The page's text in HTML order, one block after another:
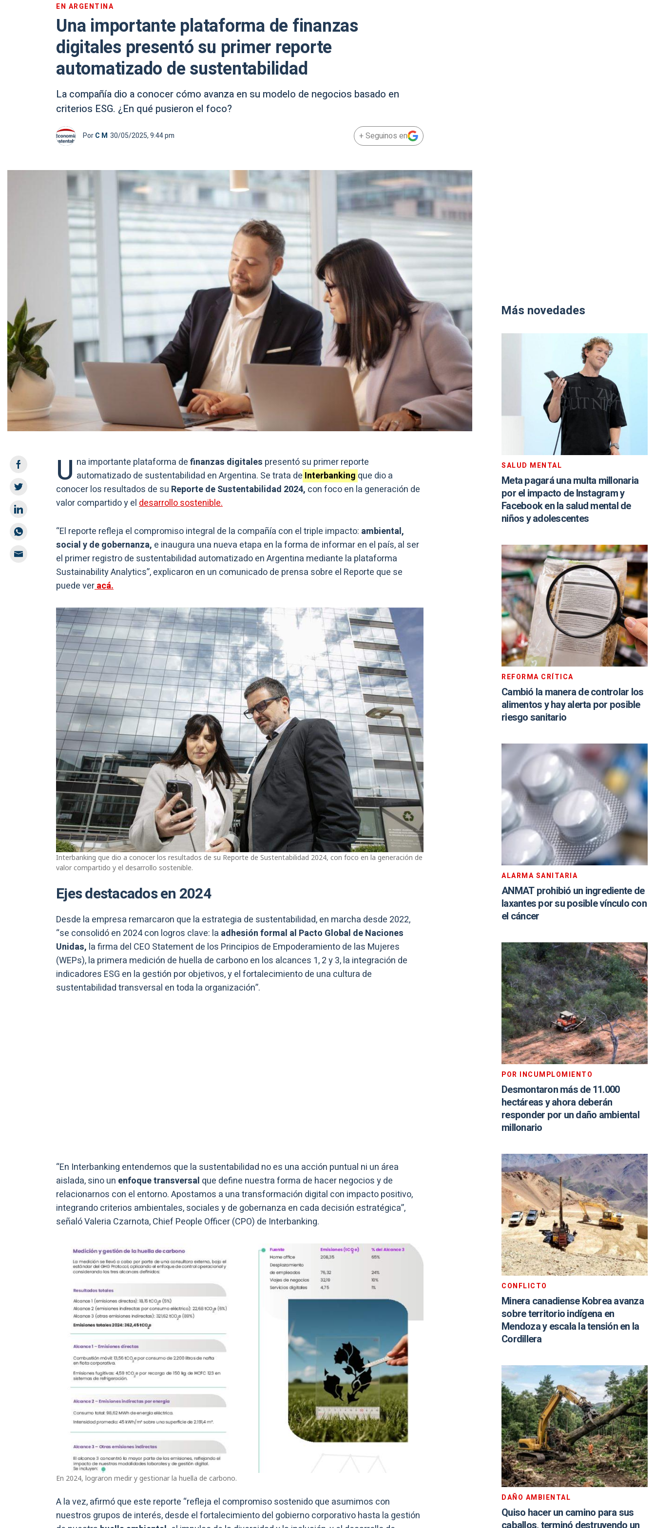
EN ARGENTINA
Una importante plataforma de finanzas
digitales presentó su primer reporte
automatizado de sustentabilidad
La compañía dio a conocer cómo avanza en su modelo de negocios basado en
criterios ESG. ¿En qué pusieron el foco?
PorC M 30/05/2025, 9:44 pm + Seguinos en
U na importante plataforma definanzas digitales presentó su primer reporte
automatizado de sustentabilidad en Argentina. Se trata de Interbanking que dio a
conocer los resultados de su Reporte de Sustentabilidad 2024, con foco en la generación de
valor compartido y eldesarrollo sostenible.
“El reporte refleja el compromiso integral de la compañía con el triple impacto: ambiental,
social y de gobernanza, e inaugura una nueva etapa en la forma de informar en el país, al ser
el primer registro de sustentabilidad automatizado en Argentina mediante la plataforma
Sustainability Analytics”, explicaron en un comunicado de prensa sobre el Reporte que se
puede veracá.
Interbanking que dio a conocer los resultados de su Reporte de Sustentabilidad 2024, con foco en la generación de
valor compartido y el desarrollo sostenible.
Ejes destacados en 2024
Desde la empresa remarcaron que la estrategia de sustentabilidad, en marcha desde 2022,
“se consolidó en 2024 con logros clave: la adhesión formal al Pacto Global de Naciones
Unidas, la firma del CEO Statement de los Principios de Empoderamiento de las Mujeres
(WEPs), la primera medición de huella de carbono en los alcances 1, 2 y 3, la integración de
indicadores ESG en la gestión por objetivos, y el fortalecimiento de una cultura de
sustentabilidad transversal en toda la organización”.
“En Interbanking entendemos que la sustentabilidad no es una acción puntual ni un área
aislada, sino un enfoque transversal que define nuestra forma de hacer negocios y de
relacionarnos con el entorno. Apostamos a una transformación digital con impacto positivo,
integrando criterios ambientales, sociales y de gobernanza en cada decisión estratégica”,
señaló Valeria Czarnota, Chief People Officer (CPO) de Interbanking.
En 2024, lograron medir y gestionar la huella de carbono.
A la vez, afirmó que este reporte “refleja el compromiso sostenido que asumimos con
nuestros grupos de interés, desde el fortalecimiento del gobierno corporativo hasta la gestión
Más novedades
SALUD MENTAL
Meta pagará una multa millonaria
por el impacto de Instagram y
Facebook en la salud mental de
niños y adolescentes
REFORMA CRÍTICA
Cambió la manera de controlar los
alimentos y hay alerta por posible
riesgo sanitario
ALARMA SANITARIA
ANMAT prohibió un ingrediente de
laxantes por su posible vínculo con
el cáncer
POR INCUMPLOMIENTO
Desmontaron más de 11.000
hectáreas y ahora deberán
responder por un daño ambiental
millonario
CONFLICTO
Minera canadiense Kobrea avanza
sobre territorio indígena en
Mendoza y escala la tensión en la
Cordillera
DAÑO AMBIENTAL
Quiso hacer un camino para sus